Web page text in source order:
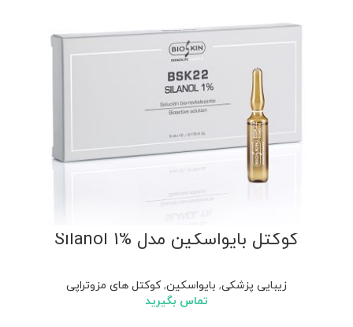
کوکتل بایواسکین مدل Silanol 1%
زیبایی پزشکی, بایواسکین,کوکتل های مزوتراپی
تماس بگیرید